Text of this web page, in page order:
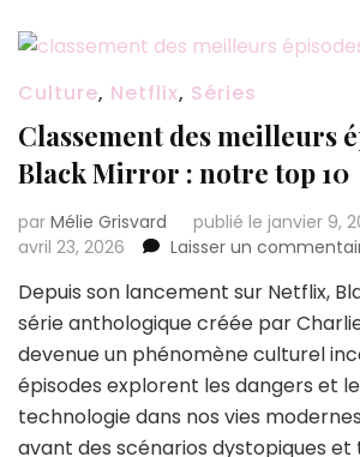
Culture, Netflix, Séries
Classement des meilleurs
Black Mirror : notre top 10
par Mélie Grisvard publié le janvier 9,
avril 23, 2026
Laisser un
Depuis son lancement sur Netflix,
série anthologique créée par
devenue un phénomène culturel
épisodes explorent les dangers et
technologie dans nos vies
avant des scénarios dystopiques